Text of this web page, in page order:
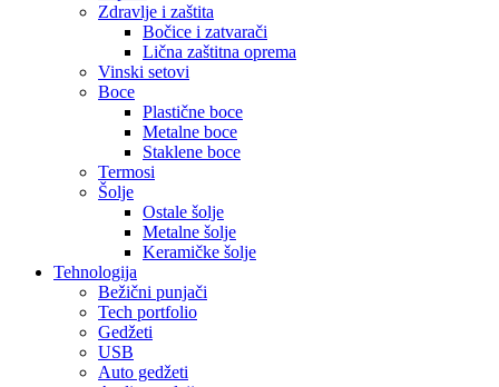
Zdravlje i zaštita
Bočice i zatvarači
Lična zaštitna oprema
Vinski setovi
Boce
Plastične boce
Metalne boce
Staklene boce
Termosi
Šolje
Ostale šolje
Metalne šolje
Keramičke šolje
Tehnologija
Bežični punjači
Tech portfolio
Gedžeti
USB
Auto gedžeti